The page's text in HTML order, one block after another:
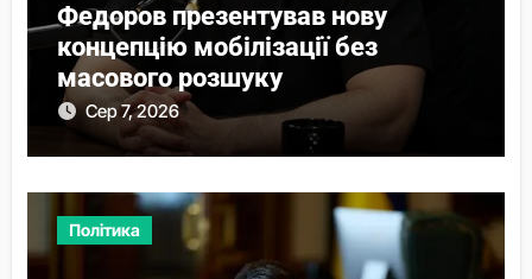
Федоров презентував нову
концепцію мобілізації без
масового розшуку
Сер 7, 2026
Політика